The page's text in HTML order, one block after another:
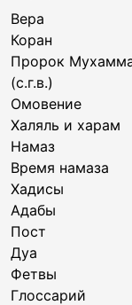
Вера
Коран
Пророк
(с.г.в.)
Омовение
Халяль и харам
Намаз
Время намаза
Хадисы
Адабы
Пост
Дуа
Фетвы
Глоссарий